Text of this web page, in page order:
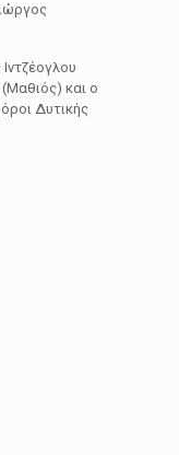
και ο
Δυτικής